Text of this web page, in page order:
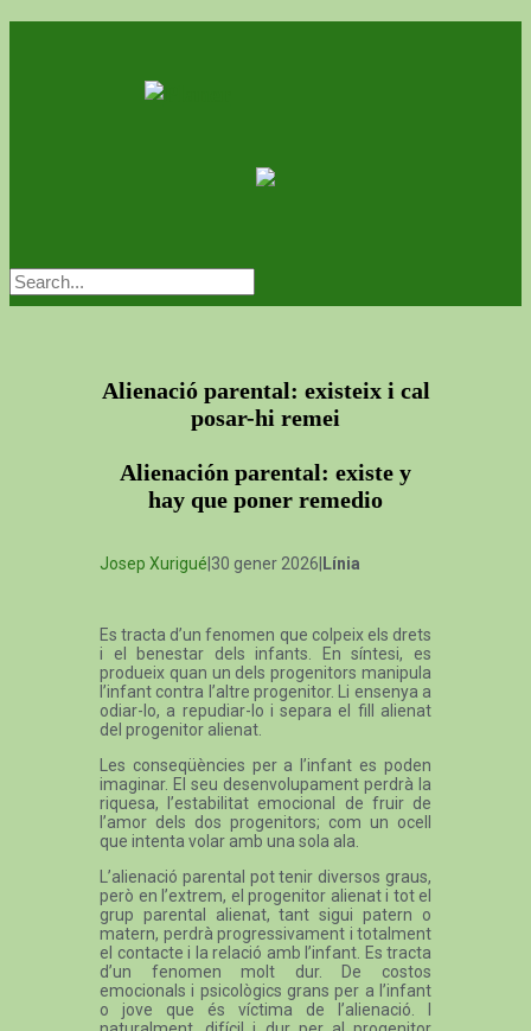
Alienació parental: existeix i cal
posar-hi remei
Alienación parental: existe y
hay que poner remedio
Josep Xurigué |30 gener 2026| Línia
Es tracta d’un fenomen que colpeix els drets
i el benestar dels infants. En síntesi, es
produeix quan un dels progenitors manipula
l’infant contra l’altre progenitor. Li ensenya a
odiar-lo, a repudiar-lo i separa el fill alienat
del progenitor alienat.
Les conseqüències per a l’infant es poden
imaginar. El seu desenvolupament perdrà la
riquesa, l’estabilitat emocional de fruir de
l’amor dels dos progenitors; com un ocell
que intenta volar amb una sola ala.
L’alienació parental pot tenir diversos graus,
però en l’extrem, el progenitor alienat i tot el
grup parental alienat, tant sigui patern o
matern, perdrà progressivament i totalment
el contacte i la relació amb l’infant. Es tracta
d’un fenomen molt dur. De costos
emocionals i psicològics grans per a l’infant
o jove que és víctima de l’alienació. I